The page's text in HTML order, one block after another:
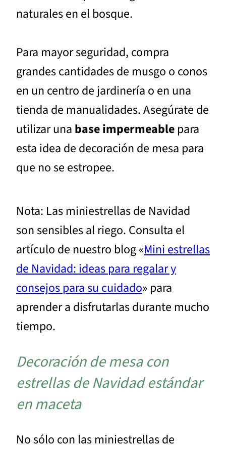
naturales en el bosque.
Para mayor seguridad, compra
grandes cantidades de musgo o conos
en un centro de jardinería o en una
tienda de manualidades. Asegúrate de
utilizar una base impermeable para
esta idea de decoración de mesa para
que no se estropee.
Nota: Las miniestrellas de Navidad
son sensibles al riego. Consulta el
artículo de nuestro blog «Mini estrellas
de Navidad: ideas para regalar y
consejos para su cuidado» para
aprender a disfrutarlas durante mucho
tiempo.
Decoración de mesa con
estrellas de Navidad estándar
en maceta
No sólo con las miniestrellas de